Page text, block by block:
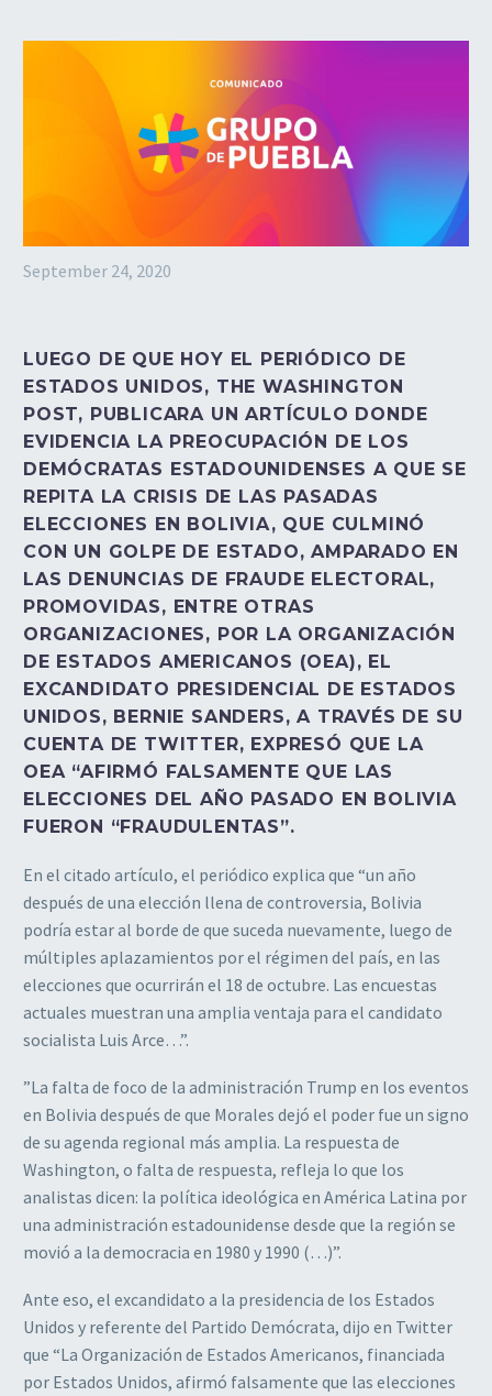
September 24, 2020
LUEGO DE QUE HOY EL PERIÓDICO DE
ESTADOS UNIDOS, THE WASHINGTON
POST, PUBLICARA UN ARTÍCULO DONDE
EVIDENCIA LA PREOCUPACIÓN DE LOS
DEMÓCRATAS ESTADOUNIDENSES A QUE SE
REPITA LA CRISIS DE LAS PASADAS
ELECCIONES EN BOLIVIA, QUE CULMINÓ
CON UN GOLPE DE ESTADO, AMPARADO EN
LAS DENUNCIAS DE FRAUDE ELECTORAL,
PROMOVIDAS, ENTRE OTRAS
ORGANIZACIONES, POR LA ORGANIZACIÓN
DE ESTADOS AMERICANOS (OEA), EL
EXCANDIDATO PRESIDENCIAL DE ESTADOS
UNIDOS, BERNIE SANDERS, A TRAVÉS DE SU
CUENTA DE TWITTER, EXPRESÓ QUE LA
OEA “AFIRMÓ FALSAMENTE QUE LAS
ELECCIONES DEL AÑO PASADO EN BOLIVIA
FUERON “FRAUDULENTAS”.
En el citado artículo, el periódico explica que “un año
después de una elección llena de controversia, Bolivia
podría estar al borde de que suceda nuevamente, luego de
múltiples aplazamientos por el régimen del país, en las
elecciones que ocurrirán el 18 de octubre. Las encuestas
actuales muestran una amplia ventaja para el candidato
socialista Luis Arce…”.
”La falta de foco de la administración Trump en los eventos
en Bolivia después de que Morales dejó el poder fue un signo
de su agenda regional más amplia. La respuesta de
Washington, o falta de respuesta, refleja lo que los
analistas dicen: la política ideológica en América Latina por
una administración estadounidense desde que la región se
movió a la democracia en 1980 y 1990 (…)”.
Ante eso, el excandidato a la presidencia de los Estados
Unidos y referente del Partido Demócrata, dijo en Twitter
que “La Organización de Estados Americanos, financiada
por Estados Unidos, afirmó falsamente que las elecciones